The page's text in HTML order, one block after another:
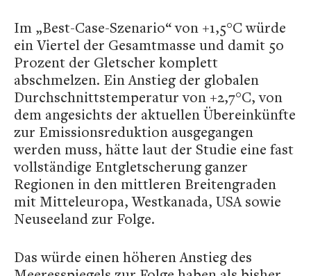
Im „Best-Case-Szenario“ von +1,5°C würde
ein Viertel der Gesamtmasse und damit 50
Prozent der Gletscher komplett
abschmelzen. Ein Anstieg der globalen
Durchschnittstemperatur von +2,7°C, von
dem angesichts der aktuellen Übereinkünfte
zur Emissionsreduktion ausgegangen
werden muss, hätte laut der Studie eine fast
vollständige Entgletscherung ganzer
Regionen in den mittleren Breitengraden
mit Mitteleuropa, Westkanada, USA sowie
Neuseeland zur Folge.
Das würde einen höheren Anstieg des